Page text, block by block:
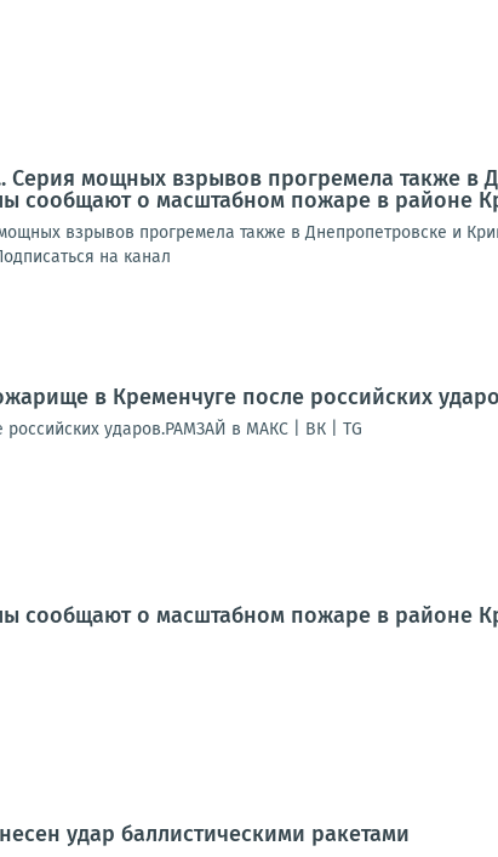
Серия мощных взрывов прогремела также в
сообщают о масштабном пожаре в районе
взрывов прогремела также в Днепропетровске и
на канал
в Кременчуге после российских
ударов.РАМЗАЙ в МАКС | ВК | TG
сообщают о масштабном пожаре в районе
удар баллистическими ракетами